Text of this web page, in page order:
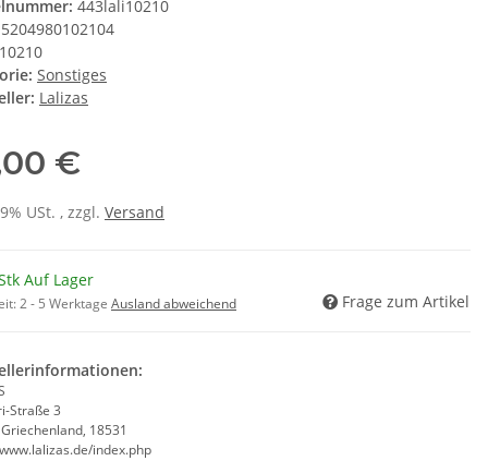
443lali10210
5204980102104
10210
Sonstiges
Lalizas
€
USt. , zzgl. Versand
Auf Lager
2 - 5 Werktage Ausland abweichend Frage zum Artikel
Straße 3
18531
index.php